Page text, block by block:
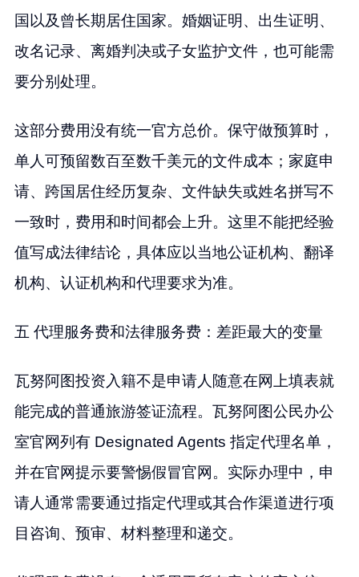
国以及曾长期居住国家。婚姻证明、出生证明、
改名记录、离婚判决或子女监护文件，也可能需
要分别处理。
这部分费用没有统一官方总价。保守做预算时，
单人可预留数百至数千美元的文件成本；家庭申
请、跨国居住经历复杂、文件缺失或姓名拼写不
一致时，费用和时间都会上升。这里不能把经验
值写成法律结论，具体应以当地公证机构、翻译
机构、认证机构和代理要求为准。
五 代理服务费和法律服务费：差距最大的变量
瓦努阿图投资入籍不是申请人随意在网上填表就
能完成的普通旅游签证流程。瓦努阿图公民办公
室官网列有 Designated Agents 指定代理名单，
并在官网提示要警惕假冒官网。实际办理中，申
请人通常需要通过指定代理或其合作渠道进行项
目咨询、预审、材料整理和递交。